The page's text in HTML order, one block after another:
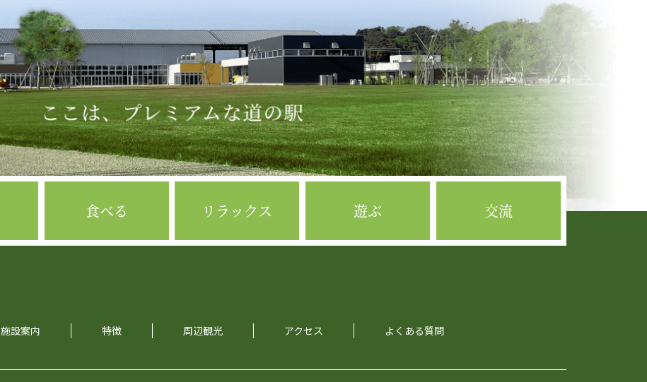
食べる リラックス 遊ぶ 交流
施設案内 特徴 周辺観光 アクセス よくある質問